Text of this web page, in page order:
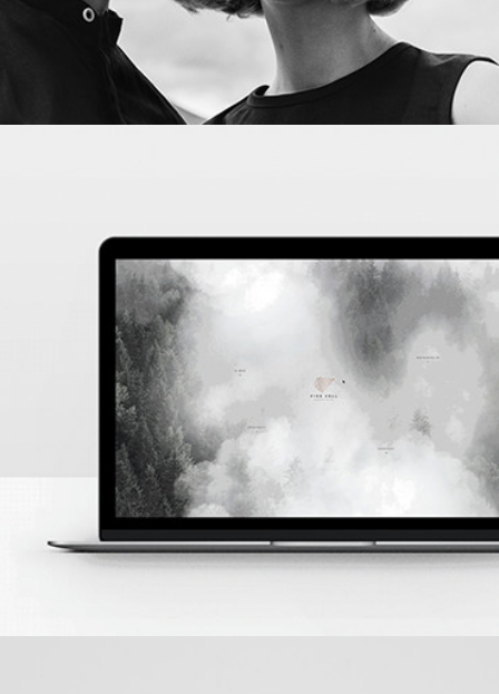
PROJECT 02